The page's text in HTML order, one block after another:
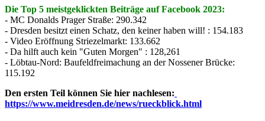
Die Top 5 meistgeklickten Beiträge auf Facebook 2023:
- MC Donalds Prager Straße: 290.342
- Dresden besitzt einen Schatz, den keiner haben will! : 154.183
- Video Eröffnung Striezelmarkt: 133.662
- Da hilft auch kein "Guten Morgen" : 128,261
- Löbtau-Nord: Baufeldfreimachung an der Nossener Brücke:
115.192
Den ersten Teil können Sie hier nachlesen:
https://www.meidresden.de/news/rueckblick.html